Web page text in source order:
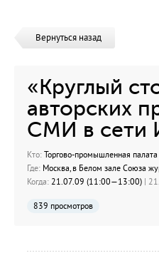
Вернуться назад
«Круглый
авторских
СМИ в сети
Кто: Торгово-промышленная
Где: Москва, в Белом зале Союза
Когда: 21.07.09 (11:00—13:00) |
839 просмотров